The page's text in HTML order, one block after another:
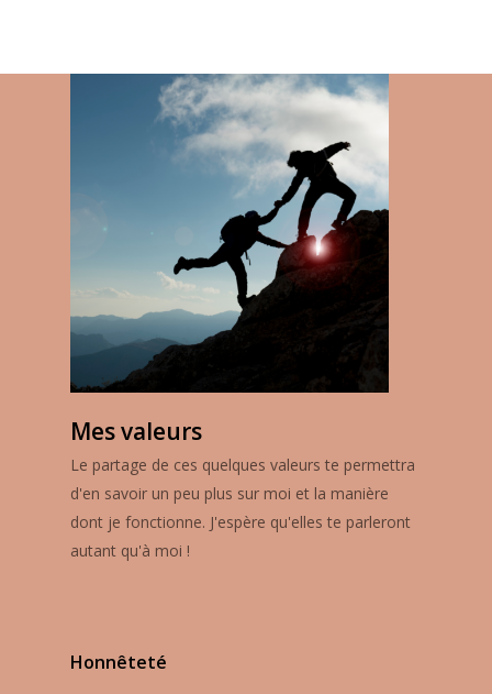
Mes valeurs
Le partage de ces quelques valeurs te permettra
d'en savoir un peu plus sur moi et la manière
dont je fonctionne. J'espère qu'elles te parleront
autant qu'à moi !
Honnêteté